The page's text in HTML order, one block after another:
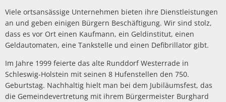
Viele ortsansässige Unternehmen bieten ihre Dienstleistungen
an und geben einigen Bürgern Beschäftigung. Wir sind stolz,
dass es vor Ort einen Kaufmann, ein Geldinstitut, einen
Geldautomaten, eine Tankstelle und einen Defibrillator gibt.
Im Jahre 1999 feierte das alte Runddorf Westerrade in
Schleswig-Holstein mit seinen 8 Hufenstellen den 750.
Geburtstag. Nachhaltig hielt man bei dem Jubiläumsfest, das
die Gemeindevertretung mit ihrem Bürgermeister Burghard